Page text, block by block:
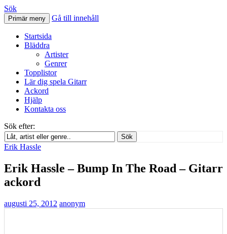
Svenskatabs.se
Sök
Primär meny Gå till innehåll
Startsida
Bläddra
Artister
Genrer
Topplistor
Lär dig spela Gitarr
Ackord
Hjälp
Kontakta oss
Sök efter:
Sök
Erik Hassle
Erik Hassle – Bump In The Road – Gitarr
ackord
augusti 25, 2012 anonym